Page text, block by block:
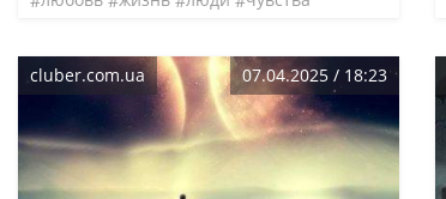
трудностей, но по-прежнему
новый день будет лучше. Вы все еще
смотрите в будущее с оптимизмом. В
моменты истощения вы собираете
остатки своей внутренней энергии и
продолжаете идти вперед, потому что
знаете – рано или поздно все изменится.
Вы знаете, что ничто не вечно.
cluber.com.ua 07.04.2025 / 18:23